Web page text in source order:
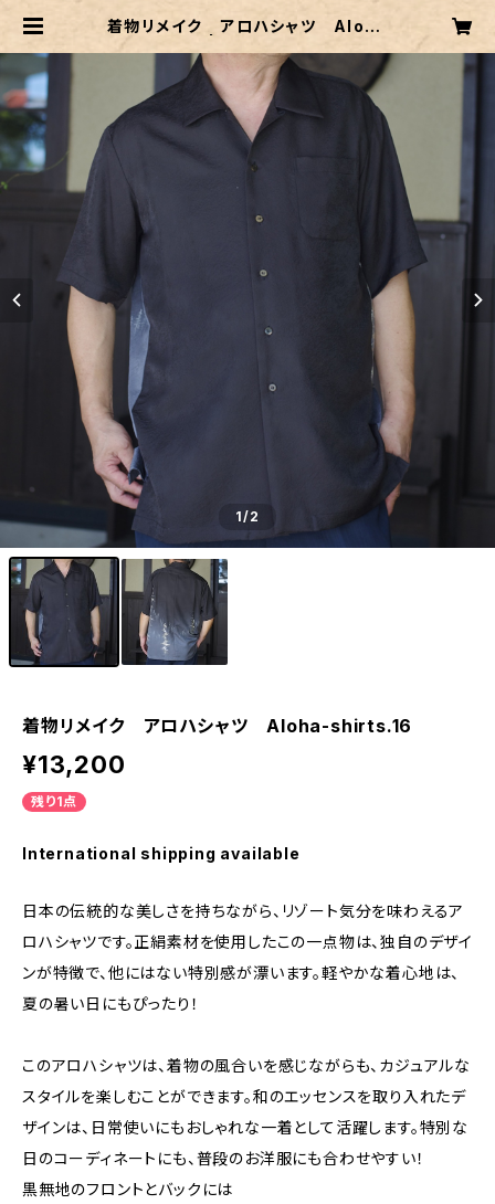
着物リメイク アロハシャツ Aloha
-shirts.16 | 村中手芸オンラインシ
ョップ 透析小物 シャント君
1/2
着物リメイク アロハシャツ Aloha-shirts.16
¥13,200
残り1点
International shipping available
日本の伝統的な美しさを持ちながら、リゾート気分を味わえるア
ロハシャツです。正絹素材を使用したこの一点物は、独自のデザイ
ンが特徴で、他にはない特別感が漂います。軽やかな着心地は、
夏の暑い日にもぴったり！
このアロハシャツは、着物の風合いを感じながらも、カジュアルな
スタイルを楽しむことができます。和のエッセンスを取り入れたデ
ザインは、日常使いにもおしゃれな一着として活躍します。特別な
日のコーディネートにも、普段のお洋服にも合わせやすい！
黒無地のフロントとバックには